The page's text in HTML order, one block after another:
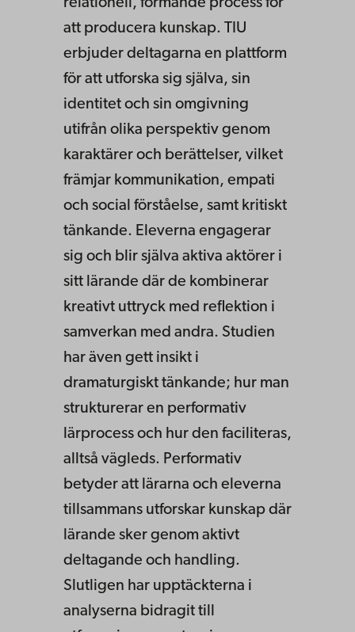
relationell, formande process för
att producera kunskap. TIU
erbjuder deltagarna en plattform
för att utforska sig själva, sin
identitet och sin omgivning
utifrån olika perspektiv genom
karaktärer och berättelser, vilket
främjar kommunikation, empati
och social förståelse, samt kritiskt
tänkande. Eleverna engagerar
sig och blir själva aktiva aktörer i
sitt lärande där de kombinerar
kreativt uttryck med reflektion i
samverkan med andra. Studien
har även gett insikt i
dramaturgiskt tänkande; hur man
strukturerar en performativ
lärprocess och hur den faciliteras,
alltså vägleds. Performativ
betyder att lärarna och eleverna
tillsammans utforskar kunskap där
lärande sker genom aktivt
deltagande och handling.
Slutligen har upptäckterna i
analyserna bidragit till